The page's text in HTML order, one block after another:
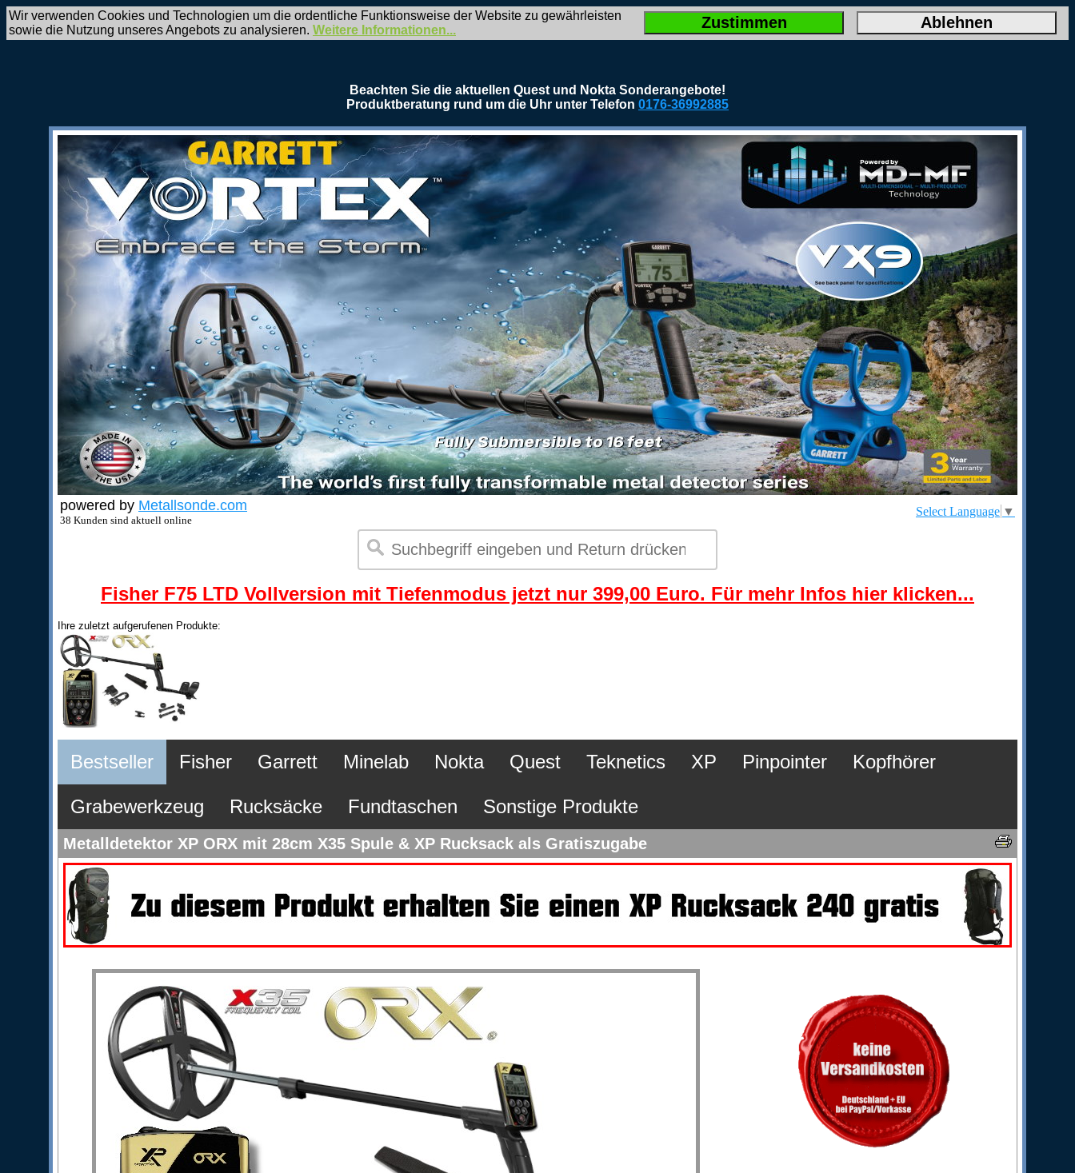
Wir verwenden Cookies und Technologien um die ordentliche Funktionsweise der Website zu gewährleisten
sowie die Nutzung unseres Angebots zu analysieren. Weitere Informationen... Zustimmen Ablehnen
Beachten Sie die aktuellen Quest und Nokta Sonderangebote!
Produktberatung rund um die Uhr unter Telefon 0176-36992885
powered by Metallsonde.com
38 Kunden sind aktuell online
Select Language ▼
Fisher F75 LTD Vollversion mit Tiefenmodus jetzt nur 399,00 Euro. Für mehr Infos hier klicken...
Ihre zuletzt aufgerufenen Produkte:
Bestseller Fisher Garrett Minelab Nokta Quest Teknetics XP Pinpointer Kopfhörer
Grabewerkzeug Rucksäcke Fundtaschen Sonstige Produkte
Metalldetektor XP ORX mit 28cm X35 Spule & XP Rucksack als Gratiszugabe